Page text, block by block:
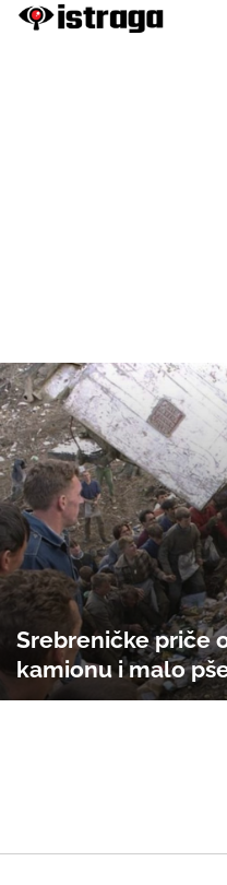
Srebreničke priče
kamionu i malo
su snimali dok su